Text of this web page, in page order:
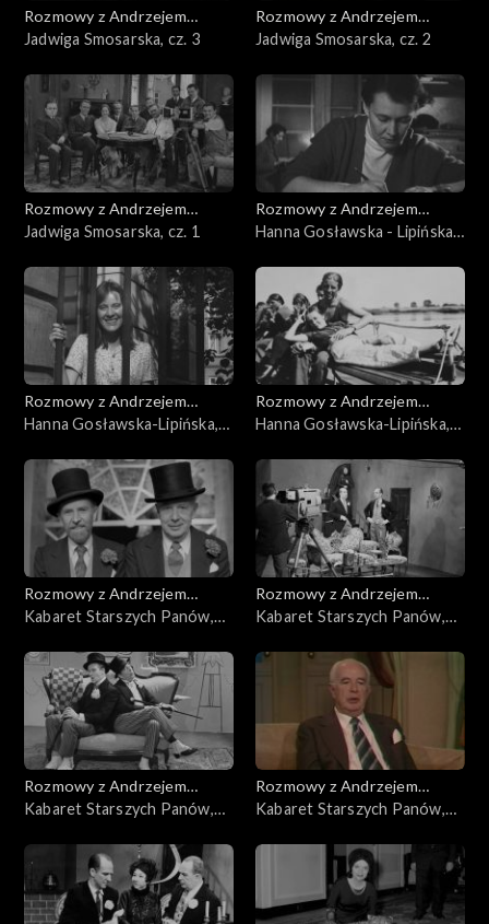
Rozmowy z Andrzejem
Doboszem
Jadwiga Smosarska, cz. 3
Rozmowy z Andrzejem
Doboszem
Jadwiga Smosarska, cz. 2
Rozmowy z Andrzejem
Doboszem
Jadwiga Smosarska, cz. 1
Rozmowy z Andrzejem
Doboszem
Hanna Gosławska - Lipińska,
Rozmowy z Andrzejem
Doboszem
Hanna Gosławska-Lipińska,
Rozmowy z Andrzejem
Doboszem
Hanna Gosławska-Lipińska,
Rozmowy z Andrzejem
Doboszem
Kabaret Starszych Panów,
Rozmowy z Andrzejem
Doboszem
Kabaret Starszych Panów,
Rozmowy z Andrzejem
Doboszem
Kabaret Starszych Panów,
Rozmowy z Andrzejem
Doboszem
Kabaret Starszych Panów,